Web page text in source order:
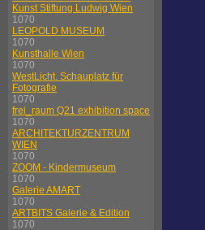
Kunst Stiftung Ludwig Wien
1070
LEOPOLD MUSEUM
1070
Kunsthalle Wien
1070
WestLicht. Schauplatz für
Fotografie
1070
frei_raum Q21 exhibition space
1070
ARCHITEKTURZENTRUM
WIEN
1070
ZOOM - Kindermuseum
1070
Galerie AMART
1070
ARTBITS Galerie & Edition
1070